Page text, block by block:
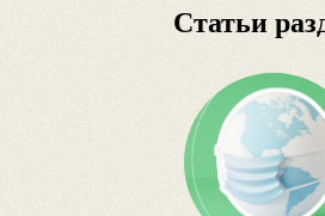
Статьи